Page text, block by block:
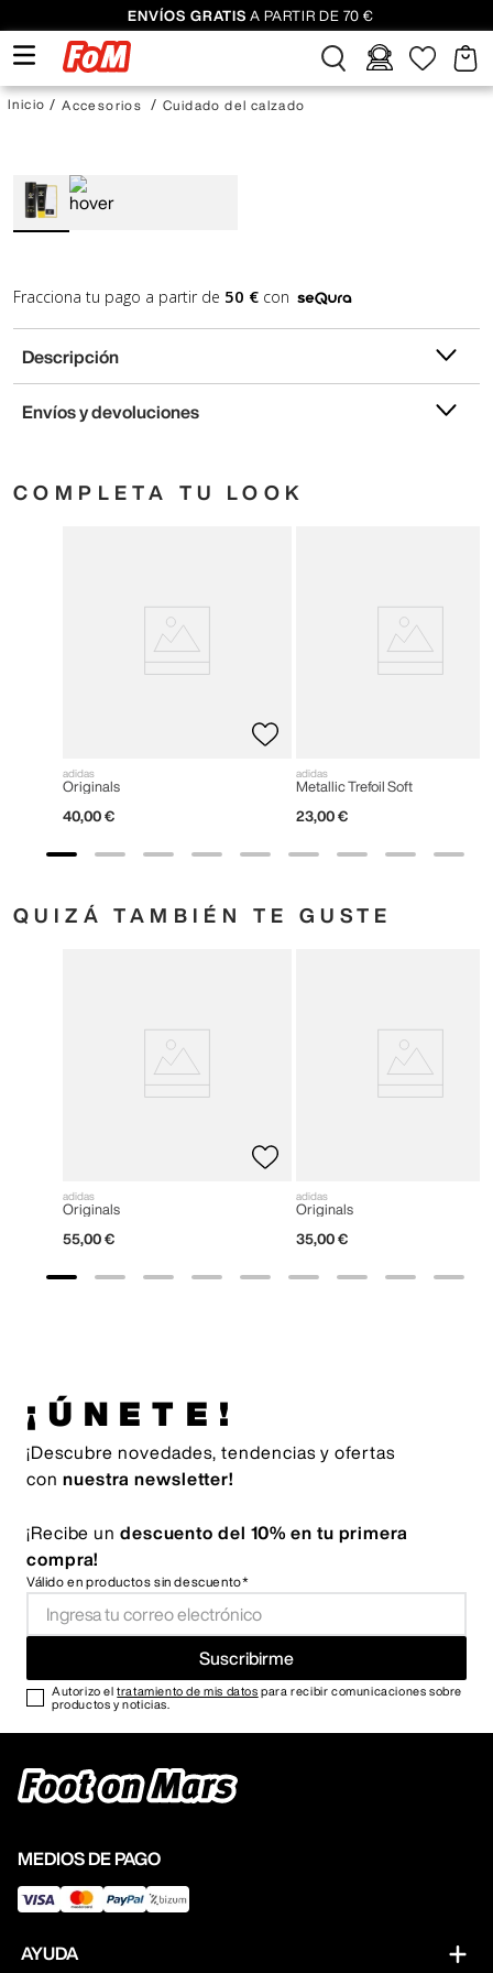
ENVÍOS GRATIS A PARTIR DE 70 €
Accesorios Cuidado del calzado
Fracciona tu pago a partir de 50 € con
Descripción
Envíos y devoluciones
COMPLETA TU LOOK
adidas
Originals
40,00 €
adidas
Metallic Trefoil Soft
23,00 €
QUIZÁ TAMBIÉN TE GUSTE
adidas
Originals
55,00 €
adidas
Originals
35,00 €
¡ÚNETE!
¡Descubre novedades, tendencias y ofertas
con nuestra newsletter!
¡Recibe un descuento del 10% en tu primera
compra!
Válido en productos sin descuento*
Suscribirme
Autorizo eltratamiento de mis datos para recibir comunicaciones sobre
productos y noticias.
MEDIOS DE PAGO
AYUDA